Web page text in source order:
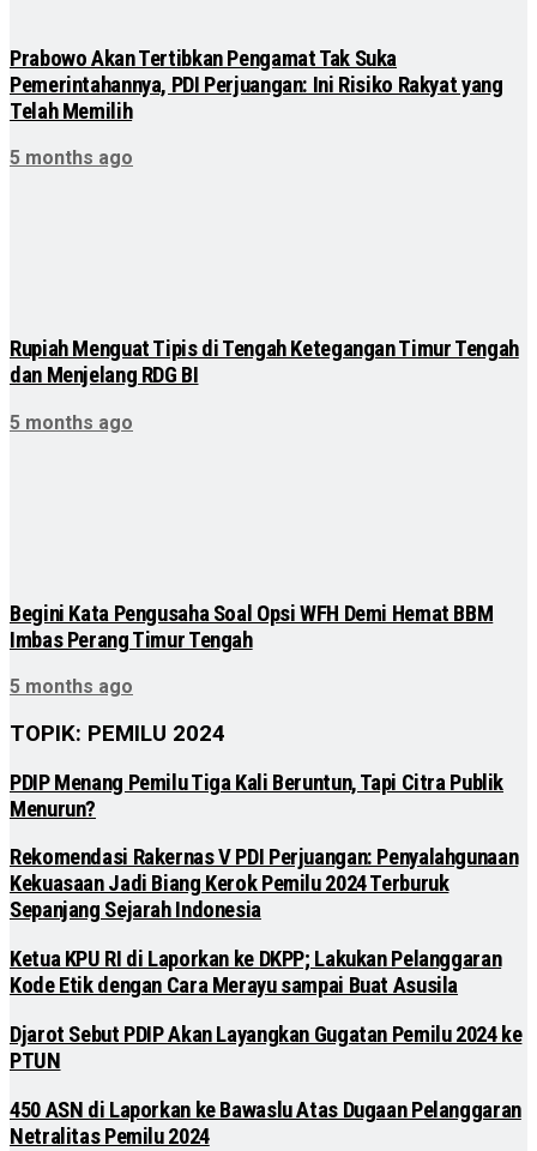
Prabowo Akan Tertibkan Pengamat Tak Suka
Pemerintahannya, PDI Perjuangan: Ini Risiko Rakyat yang
Telah Memilih
5 months ago
Rupiah Menguat Tipis di Tengah Ketegangan Timur Tengah
dan Menjelang RDG BI
5 months ago
Begini Kata Pengusaha Soal Opsi WFH Demi Hemat BBM
Imbas Perang Timur Tengah
5 months ago
TOPIK: PEMILU 2024
PDIP Menang Pemilu Tiga Kali Beruntun, Tapi Citra Publik
Menurun?
Rekomendasi Rakernas V PDI Perjuangan: Penyalahgunaan
Kekuasaan Jadi Biang Kerok Pemilu 2024 Terburuk
Sepanjang Sejarah Indonesia
Ketua KPU RI di Laporkan ke DKPP; Lakukan Pelanggaran
Kode Etik dengan Cara Merayu sampai Buat Asusila
Djarot Sebut PDIP Akan Layangkan Gugatan Pemilu 2024 ke
PTUN
450 ASN di Laporkan ke Bawaslu Atas Dugaan Pelanggaran
Netralitas Pemilu 2024